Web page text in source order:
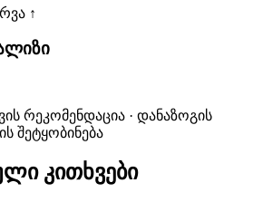
↑
რეკომენდაცია · დანაზოგის
შეტყობინება
კითხვები